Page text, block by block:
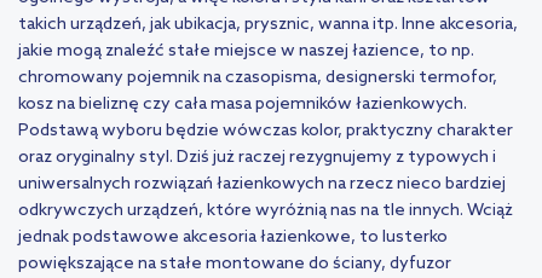
takich urządzeń, jak ubikacja, prysznic, wanna itp. Inne akcesoria,
jakie mogą znaleźć stałe miejsce w naszej łazience, to np.
chromowany pojemnik na czasopisma, designerski termofor,
kosz na bieliznę czy cała masa pojemników łazienkowych.
Podstawą wyboru będzie wówczas kolor, praktyczny charakter
oraz oryginalny styl. Dziś już raczej rezygnujemy z typowych i
uniwersalnych rozwiązań łazienkowych na rzecz nieco bardziej
odkrywczych urządzeń, które wyróżnią nas na tle innych. Wciąż
jednak podstawowe akcesoria łazienkowe, to lusterko
powiększające na stałe montowane do ściany, dyfuzor